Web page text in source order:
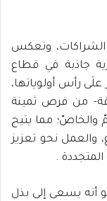
وتعكس
جاذبة في قطاع
رأس أولوياتها،
من فرص ثمينة
والخاصّ؛ مما يتيح
والعمل نحو تعزيز
.
أنه يسعى إلى بذل